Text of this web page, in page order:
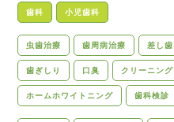
歯科 小児歯科
虫歯治療 歯周病治療 差し歯
歯ぎしり 口臭 クリーニング
ホームホワイトニング 歯科検診